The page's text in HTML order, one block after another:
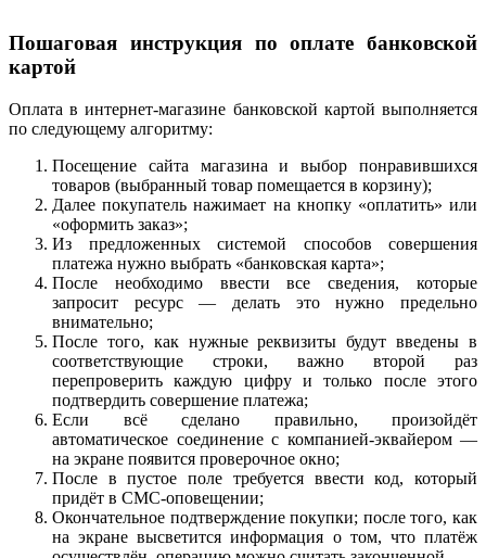
Пошаговая инструкция по оплате банковской
картой
Оплата в интернет-магазине банковской картой выполняется
по следующему алгоритму:
Посещение сайта магазина и выбор понравившихся
товаров (выбранный товар помещается в корзину);
Далее покупатель нажимает на кнопку «оплатить» или
«оформить заказ»;
Из предложенных системой способов совершения
платежа нужно выбрать «банковская карта»;
После необходимо ввести все сведения, которые
запросит ресурс — делать это нужно предельно
внимательно;
После того, как нужные реквизиты будут введены в
соответствующие строки, важно второй раз
перепроверить каждую цифру и только после этого
подтвердить совершение платежа;
Если всё сделано правильно, произойдёт
автоматическое соединение с компанией-эквайером —
на экране появится проверочное окно;
После в пустое поле требуется ввести код, который
придёт в СМС-оповещении;
Окончательное подтверждение покупки; после того, как
на экране высветится информация о том, что платёж